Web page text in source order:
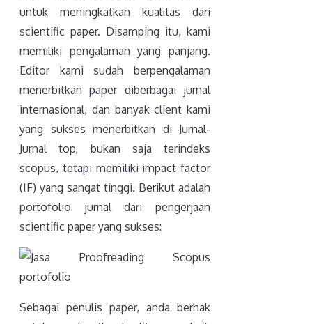
untuk meningkatkan kualitas dari
scientific paper. Disamping itu, kami
memiliki pengalaman yang panjang.
Editor kami sudah berpengalaman
menerbitkan paper diberbagai jurnal
internasional, dan banyak client kami
yang sukses menerbitkan di Jurnal-
Jurnal top, bukan saja terindeks
scopus, tetapi memiliki impact factor
(IF) yang sangat tinggi. Berikut adalah
portofolio jurnal dari pengerjaan
scientific paper yang sukses:
Sebagai penulis paper, anda berhak